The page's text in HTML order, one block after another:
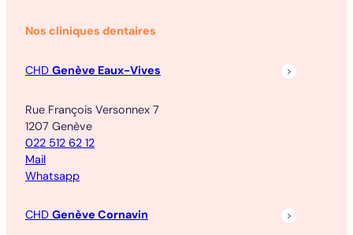
Nos cliniques dentaires
CHD Genève Eaux-Vives
Rue François Versonnex 7
1207 Genève
022 512 62 12
Mail
Whatsapp
CHD Genève Cornavin